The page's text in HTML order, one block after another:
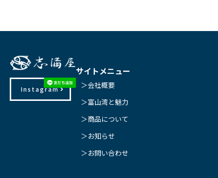
Instagram
サイトメニュー
＞会社概要
＞富山湾と魅力
＞商品について
＞お知らせ
＞お問い合わせ